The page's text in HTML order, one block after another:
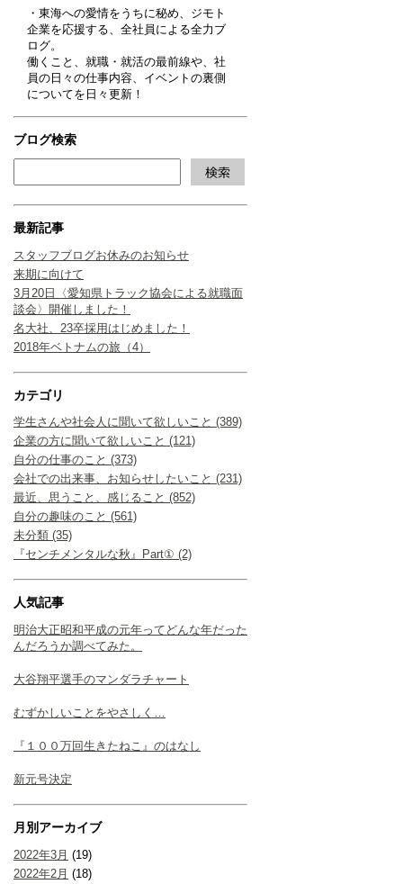
・東海への愛情をうちに秘め、ジモト
企業を応援する、全社員による全力ブ
ログ。
働くこと、就職・就活の最前線や、社
員の日々の仕事内容、イベントの裏側
についてを日々更新！
ブログ検索
最新記事
スタッフブログお休みのお知らせ
来期に向けて
3月20日〈愛知県トラック協会による就職面
談会〉開催しました！
名大社、23卒採用はじめました！
2018年ベトナムの旅（4）
カテゴリ
学生さんや社会人に聞いて欲しいこと (389)
企業の方に聞いて欲しいこと (121)
自分の仕事のこと (373)
会社での出来事、お知らせしたいこと (231)
最近、思うこと、感じること (852)
自分の趣味のこと (561)
未分類 (35)
『センチメンタルな秋』Part① (2)
人気記事
明治大正昭和平成の元年ってどんな年だった
んだろうか調べてみた。
大谷翔平選手のマンダラチャート
むずかしいことをやさしく…
『１００万回生きたねこ』のはなし
新元号決定
月別アーカイブ
2022年3月 (19)
2022年2月 (18)